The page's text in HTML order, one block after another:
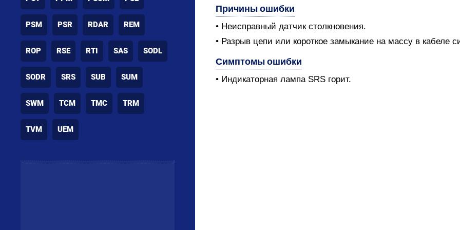
PSM PSR RDAR REM
ROP RSE RTI SAS SODL
SODR SRS SUB SUM
SWM TCM TMC TRM
TVM UEM
Причины ошибки
• Неисправный датчик столкновения.
• Разрыв цепи или короткое замыкание на массу в кабеле
Симптомы ошибки
• Индикаторная лампа SRS горит.